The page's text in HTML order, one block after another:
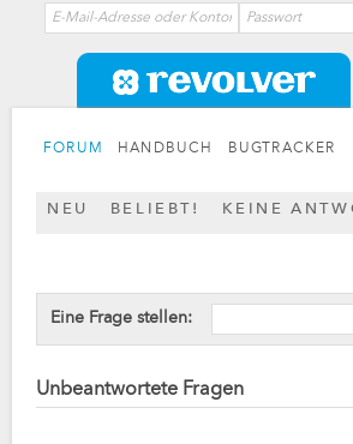
FORUM HANDBUCH BUGTRACKER
NEU BELIEBT! KEINE
Eine Frage stellen:
Unbeantwortete Fragen